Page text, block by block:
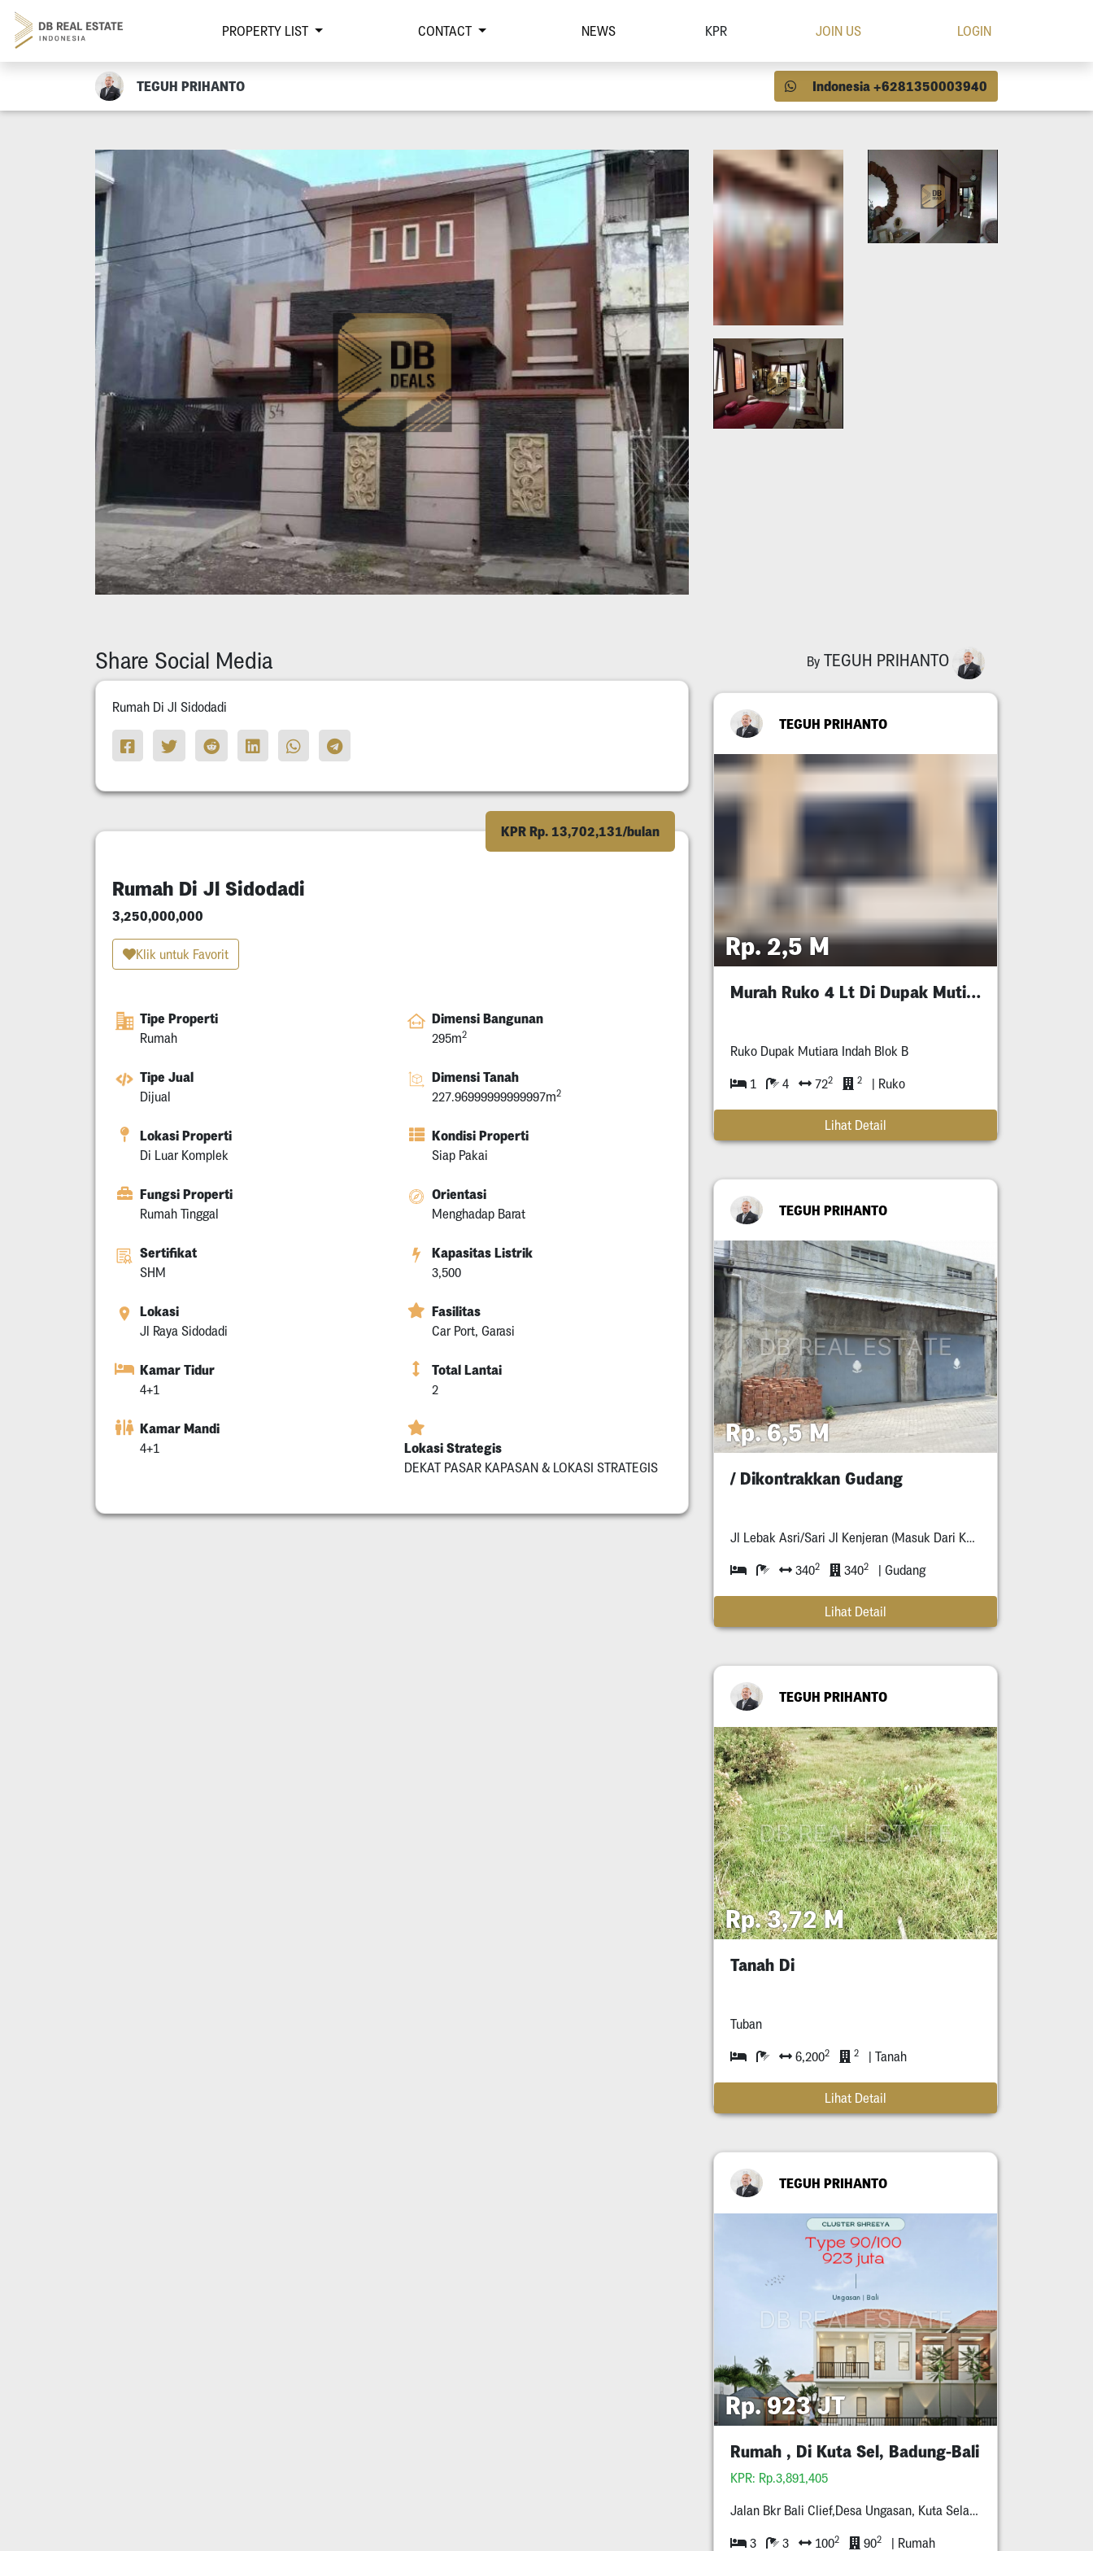
PROPERTY LIST CONTACT NEWS KPR JOIN US LOGIN
TEGUH PRIHANTO Indonesia +6281350003940
Share Social Media
Rumah Di Jl Sidodadi
KPR Rp. 13,702,131/bulan
Rumah Di Jl Sidodadi
3,250,000,000
Klik untuk Favorit
Tipe Properti
Rumah
Dimensi Bangunan
295m2
Tipe Jual
Dijual
Dimensi Tanah
227.96999999999997m2
Lokasi Properti
Di Luar Komplek
Kondisi Properti
Siap Pakai
Fungsi Properti
Rumah Tinggal
Orientasi
Menghadap Barat
Sertifikat
SHM
Kapasitas Listrik
3,500
Lokasi
Jl Raya Sidodadi
Fasilitas
Car Port, Garasi
Kamar Tidur
4+1
Total Lantai
2
Kamar Mandi
4+1 Lokasi Strategis
DEKAT PASAR KAPASAN & LOKASI STRATEGIS
By TEGUH PRIHANTO
TEGUH PRIHANTO
Rp. 2,5 M
Murah Ruko 4 Lt Di Dupak Mutiara Indah
Ruko Dupak Mutiara Indah Blok B
1 4 722 2 | Ruko
Lihat Detail
TEGUH PRIHANTO
Rp. 6,5 M
/ Dikontrakkan Gudang
Jl Lebak Asri/Sari Jl Kenjeran (Masuk Dari Komplek Ruko Fira. Lokasi : Seberang Sebelah Kiri Jln/Gudang Mandiri
3402 3402 | Gudang
Lihat Detail
TEGUH PRIHANTO
Rp. 3,72 M
Tanah Di
Tuban
6,2002 2 | Tanah
Lihat Detail
TEGUH PRIHANTO
Rp. 923 JT
Rumah , Di Kuta Sel, Badung-Bali
KPR: Rp.3,891,405
Jalan Bkr Bali Clief,Desa Ungasan, Kuta Selatan, Badung-Bali
3 3 1002 902 | Rumah